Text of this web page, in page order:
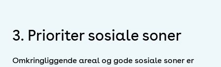
3. Prioriter sosiale soner
Omkringliggende areal og gode sosiale soner er